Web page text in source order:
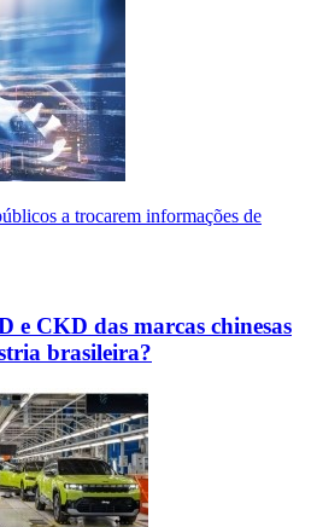
a trocarem informações de
e CKD das marcas chinesas
brasileira?